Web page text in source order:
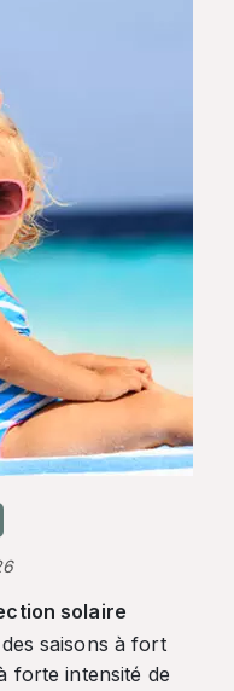
solaire
saisons à fort
forte intensité de